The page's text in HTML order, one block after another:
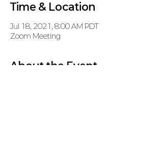
Time & Location
Jul 18, 2021, 8:00 AM PDT
Zoom Meeting
About the Event